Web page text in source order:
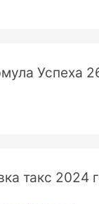
Успеха
такс 2024